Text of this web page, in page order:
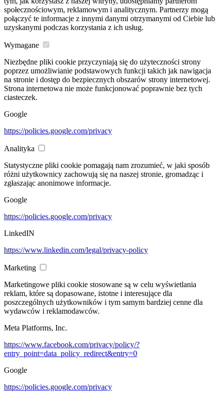
społecznościowym, reklamowym i analitycznym. Partnerzy mogą
połączyć te informacje z innymi danymi otrzymanymi od Ciebie lub
uzyskanymi podczas korzystania z ich usług.
Wymagane
Niezbędne pliki cookie przyczyniają się do użyteczności strony
poprzez umożliwianie podstawowych funkcji takich jak nawigacja
na stronie i dostęp do bezpiecznych obszarów strony internetowej.
Strona internetowa nie może funkcjonować poprawnie bez tych
ciasteczek.
Google
https://policies.google.com/privacy
Analityka
Statystyczne pliki cookie pomagają nam zrozumieć, w jaki sposób
różni użytkownicy zachowują się na naszej stronie, gromadząc i
zgłaszając anonimowe informacje.
Google
https://policies.google.com/privacy
LinkedIN
https://www.linkedin.com/legal/privacy-policy
Marketing
Marketingowe pliki cookie stosowane są w celu wyświetlania
reklam, które są dopasowane, istotne i interesujące dla
poszczególnych użytkowników i tym samym bardziej cenne dla
wydawców i reklamodawców.
Meta Platforms, Inc.
https://www.facebook.com/privacy/policy/?
entry_point=data_policy_redirect&entry=0
Google
https://policies.google.com/privacy